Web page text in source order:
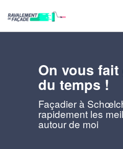
On vous
du temps !
Façadier à
rapidement les
autour de moi